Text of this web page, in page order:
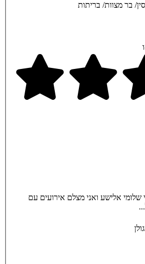
בר מצוות/ בריתות
אלישע ואני מצלם אירועים עם